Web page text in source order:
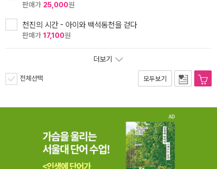
판매가 25,000원
천진의 시간 - 아이와 백석동천을 걷다
판매가 17,100원
더보기
전체선택 모두보기